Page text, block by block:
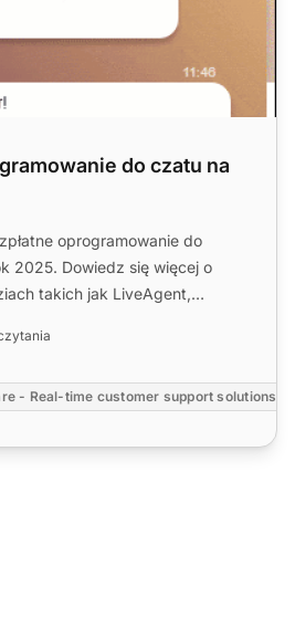
do czatu na
oprogramowanie do
2025. Dowiedz się więcej o
takich jak LiveAgent,
- Real-time customer support solutions